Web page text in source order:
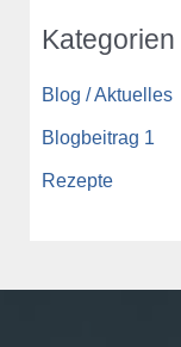
Kategorien
Blog / Aktuelles
Blogbeitrag 1
Rezepte